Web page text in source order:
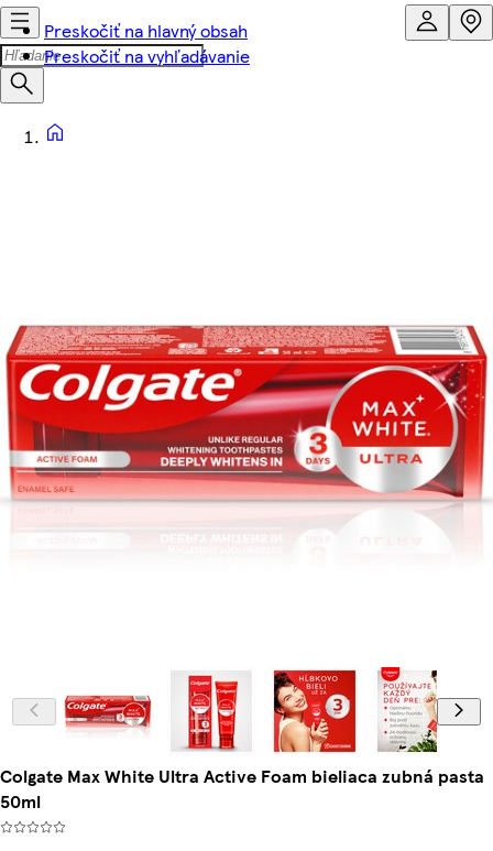
Preskočiť na hlavný obsah
Preskočiť na vyhľadávanie
Colgate Max White Ultra Active Foam bieliaca zubná pasta
50ml